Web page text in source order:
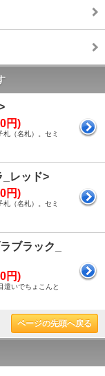
円)
（名札）。セミ
_レッド>
円)
（名札）。セミ
ブラック_
円)
遣いでちょこんと
ページの先頭へ戻る